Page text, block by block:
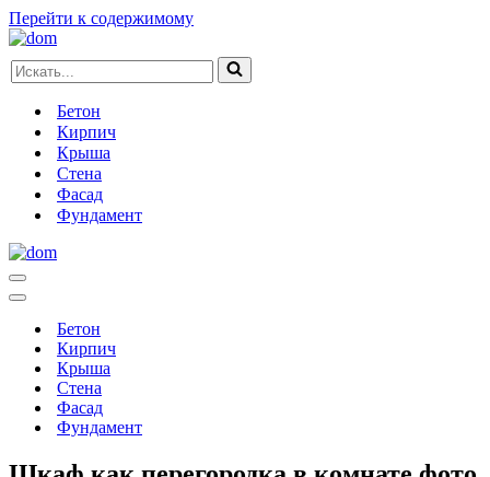
Перейти к содержимому
Искать...
Бетон
Кирпич
Крыша
Стена
Фасад
Фундамент
Меню
навигации
Меню
навигацииБетон
Кирпич
Крыша
Стена
Фасад
Фундамент